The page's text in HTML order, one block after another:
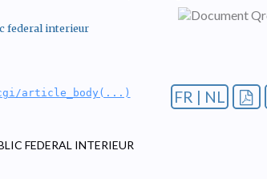
federal interieur
article_body(...) FR | NL
FEDERAL INTERIEUR